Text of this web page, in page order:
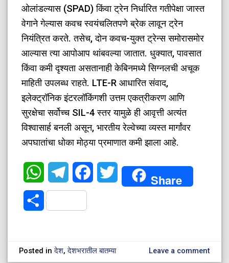
ओलांडल्यास (SPAD) किंवा ट्रेन निर्धारित गतीपेक्षा जास्त
वेगाने गेल्यास कवच स्वयंचलितपणे ब्रेक लावून ट्रेन
नियंत्रित करते. तसेच, दोन कवच-युक्त ट्रेन्स समोरासमोर
आल्यास त्या आपोआप थांबवल्या जातात. धुक्यात, पावसात
किंवा कमी दृश्यता असतानाही केबिनमध्ये सिग्नलची अचूक
माहिती उपलब्ध राहते. LTE-R आधारित संवाद,
इलेक्ट्रॉनिक इंटरलॉकिंगशी उत्तम एकत्रीकरण आणि
सुरक्षेचा सर्वोच्च SIL-4 स्तर यामुळे ही आवृत्ती अत्यंत
विश्वासार्ह बनली असून, भारतीय रेल्वेच्या व्यस्त मार्गांवर
अपघातांचा धोका मोठ्या प्रमाणात कमी झाला आहे.
WhatsAppTelegramFacebookTwitter Share
Share
Posted inदेश,देशभरातील बातम्या Leave a comment